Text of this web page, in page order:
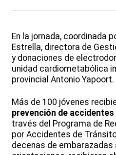
En la jornada, coordinada
Estrella, directora de
y donaciones de
unidad cardiometabólica
provincial Antonio Yapoort.
Más de 100 jóvenes
prevención de accidentes
través del Programa de
por Accidentes de
decenas de embarazadas